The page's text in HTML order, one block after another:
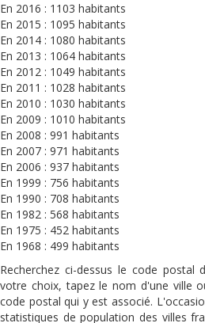
En 2016 : 1103 habitants
En 2015 : 1095 habitants
En 2014 : 1080 habitants
En 2013 : 1064 habitants
En 2012 : 1049 habitants
En 2011 : 1028 habitants
En 2010 : 1030 habitants
En 2009 : 1010 habitants
En 2008 : 991 habitants
En 2007 : 971 habitants
En 2006 : 937 habitants
En 1999 : 756 habitants
En 1990 : 708 habitants
En 1982 : 568 habitants
En 1975 : 452 habitants
En 1968 : 499 habitants
Recherchez ci-dessus le code postal
votre choix, tapez le nom d'une ville
code postal qui y est associé.
statistiques de population des villes